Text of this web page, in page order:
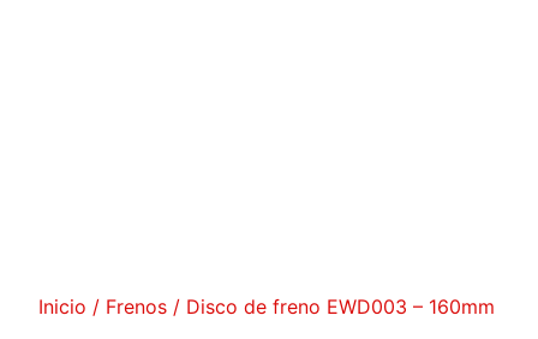
Inicio / Frenos / Disco de freno EWD003 – 160mm